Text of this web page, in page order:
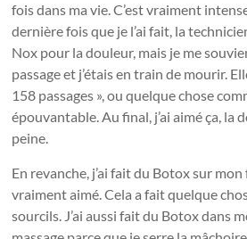
fois dans ma vie. C’est vraiment
dernière fois que je l’ai fait, la
Nox pour la douleur, mais je me
passage et j’étais en train de mourir.
158 passages », ou quelque chose
épouvantable. Au final, j’ai aimé ça, la
peine.
En revanche, j’ai fait du Botox sur mon
vraiment aimé. Cela a fait quelque
sourcils. J’ai aussi fait du Botox dans